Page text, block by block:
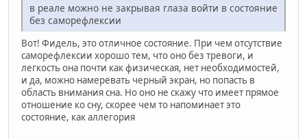
в реале можно не закрывая глаза войти в состояние
без саморефлексии
Вот! Фидель, это отличное состояние. При чем отсутствие
саморефлексии хорошо тем, что оно без тревоги, и
легкость она почти как физическая, нет необходимостей,
и да, можно намеревать черный экран, но попасть в
область внимания сна. Но оно не скажу что имеет прямое
отношение ко сну, скорее чем то напоминает это
состояние, как аллегория